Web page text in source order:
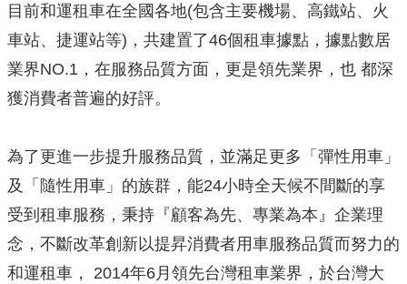
目前和運租車在全國各地(包含主要機場、高鐵站、火
車站、捷運站等)，共建置了46個租車據點，據點數居
業界NO.1，在服務品質方面，更是領先業界，也 都深
獲消費者普遍的好評。
為了更進一步提升服務品質，並滿足更多「彈性用車」
及「隨性用車」的族群，能24小時全天候不間斷的享
受到租車服務，秉持『顧客為先、專業為本』企業理
念，不斷改革創新以提昇消費者用車服務品質而努力的
和運租車， 2014年6月領先台灣租車業界，於台灣大